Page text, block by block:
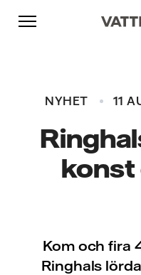
Skip to content
Gå till
Gå till sidfoten
NYHET 11
konst
Kom och fira
Ringhals
Gå till